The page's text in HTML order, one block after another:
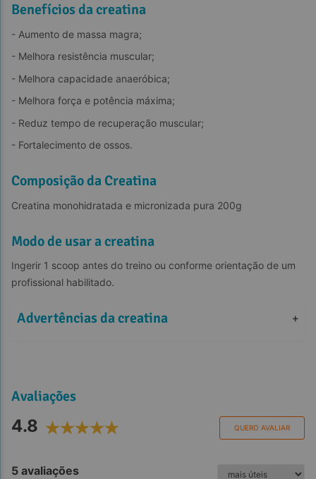
Aumento da energia muscular
Hipertrofia Muscular
Melhora da capacidade anaeróbica
Benefícios da creatina
- Aumento de massa magra;
- Melhora resistência muscular;
- Melhora capacidade anaeróbica;
- Melhora força e potência máxima;
- Reduz tempo de recuperação muscular;
- Fortalecimento de ossos.
Composição da Creatina
Creatina monohidratada e micronizada pura 200g
Modo de usar a creatina
Ingerir 1 scoop antes do treino ou conforme orientação de um
profissional habilitado.
Advertências da creatina +
Avaliações
4.8 QUERO AVALIAR
5 avaliações